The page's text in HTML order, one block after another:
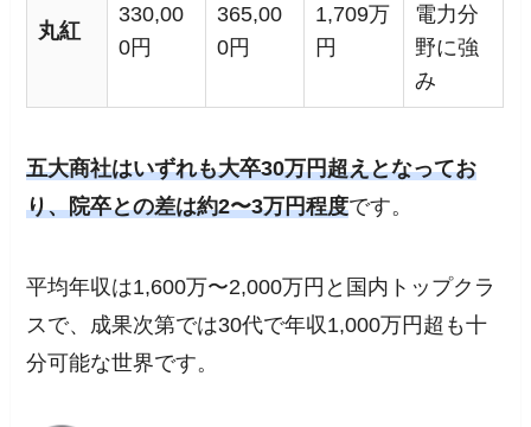
丸紅
330,00
0円
365,00
0円
1,709万
円
電力分
野に強
み
五大商社はいずれも大卒30万円超えとなってお
り、院卒との差は約2〜3万円程度です。
平均年収は1,600万〜2,000万円と国内トップクラ
スで、成果次第では30代で年収1,000万円超も十
分可能な世界です。